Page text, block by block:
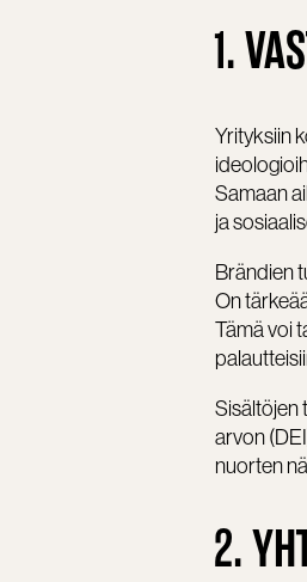
1.
Yrityksiin
Samaan
ja
Brändien
On
Tämä voi
Sisältöjen
arvon
nuorten
2.